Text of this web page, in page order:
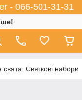
- 066-501-31-31
свята. Святкові набори